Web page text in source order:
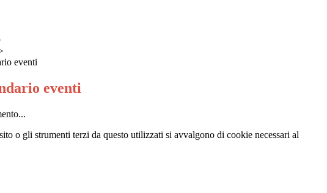
eventi
eventi
o gli strumenti terzi da questo utilizzati si avvalgono di cookie necessari al